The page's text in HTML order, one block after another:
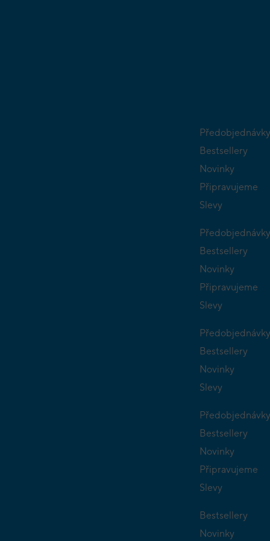
Předobjednávky
Bestsellery
Novinky
Připravujeme
Slevy
Předobjednávky
Bestsellery
Novinky
Připravujeme
Slevy
Předobjednávky
Bestsellery
Novinky
Slevy
Předobjednávky
Bestsellery
Novinky
Připravujeme
Slevy
Bestsellery
Novinky